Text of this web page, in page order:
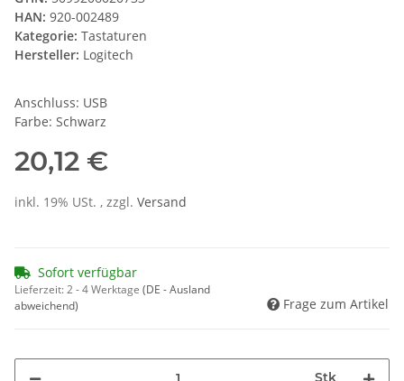
HAN: 920-002489
Kategorie: Tastaturen
Hersteller: Logitech
Anschluss: USB
Farbe: Schwarz
20,12 €
inkl. 19% USt. , zzgl. Versand
Sofort verfügbar
Lieferzeit:2 - 4 Werktage (DE - Ausland
abweichend)
Frage zum Artikel
Stk